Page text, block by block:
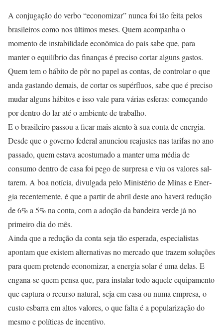
A conjugação do verbo “economizar” nunca foi tão feita pelos
bra­sileiros como nos últi­mos meses. Quem acompanha o
momento de instabilidade eco­nômica do país sabe que, para
manter o equilíbrio das finanças é preciso cortar alguns gastos.
Quem tem o hábito de pôr no papel as contas, de controlar o que
anda gastando demais, de cortar os supérfluos, sabe que é preciso
mudar alguns hábitos e isso vale para várias esferas: co­meçando
por dentro do lar até o ambiente de trabalho.
E o brasileiro passou a ficar mais atento à sua conta de ener­gia.
Desde que o governo federal anunciou reajustes nas tarifas no ano
passado, quem estava acos­tumado a manter uma média de
consumo dentro de casa foi pego de surpresa e viu os valores sal­
tarem. A boa notícia, divulgada pelo Ministério de Minas e Ener­
gia recentemente, é que a partir de abril deste ano haverá redu­ção
de 6% a 5% na conta, com a adoção da bandeira verde já no
primeiro dia do mês.
Ainda que a redução da conta seja tão esperada, especialistas
apontam que existem alternati­vas no mercado que trazem so­luções
para quem pretende eco­nomizar, a energia solar é uma delas. E
engana-se quem pensa que, para instalar todo aquele equipamento
que captura o re­curso natural, seja em casa ou numa empresa, o
custo esbar­ra em altos valores, o que falta é a popularização do
mesmo e políticas de incentivo.